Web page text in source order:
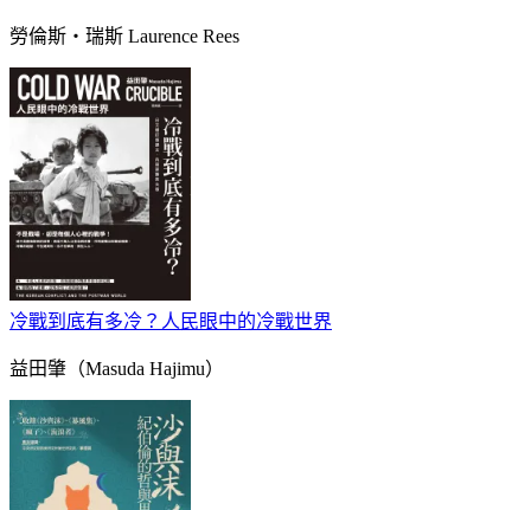
勞倫斯‧瑞斯 Laurence Rees
冷戰到底有多冷？人民眼中的冷戰世界
益田肇（Masuda Hajimu）